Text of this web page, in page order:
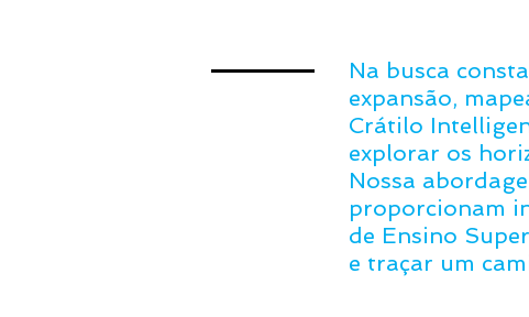
Na busca
expansão,
Crátilo
explorar os
Nossa
proporcionam
de Ensino
e traçar um